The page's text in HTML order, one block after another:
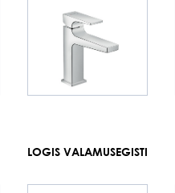
LOGIS VALAMUSEGISTI